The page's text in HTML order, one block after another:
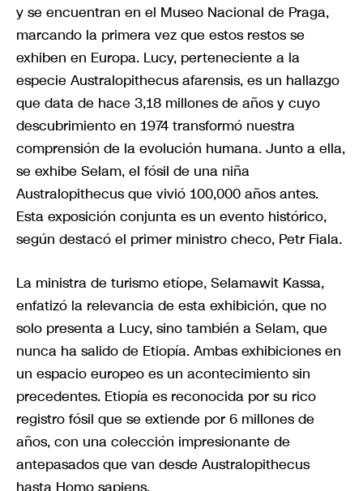
y se encuentran en el Museo Nacional de Praga,
marcando la primera vez que estos restos se
exhiben en Europa. Lucy, perteneciente a la
especie Australopithecus afarensis, es un hallazgo
que data de hace 3,18 millones de años y cuyo
descubrimiento en 1974 transformó nuestra
comprensión de la evolución humana. Junto a ella,
se exhibe Selam, el fósil de una niña
Australopithecus que vivió 100,000 años antes.
Esta exposición conjunta es un evento histórico,
según destacó el primer ministro checo, Petr Fiala.
La ministra de turismo etíope, Selamawit Kassa,
enfatizó la relevancia de esta exhibición, que no
solo presenta a Lucy, sino también a Selam, que
nunca ha salido de Etiopía. Ambas exhibiciones en
un espacio europeo es un acontecimiento sin
precedentes. Etiopía es reconocida por su rico
registro fósil que se extiende por 6 millones de
años, con una colección impresionante de
antepasados que van desde Australopithecus
hasta Homo sapiens.